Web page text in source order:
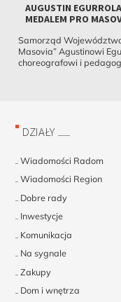
AUGUSTIN
MEDALEM PRO
Samorząd
Masovia” Agustinowi
choreografowi i
DZIAŁY
Wiadomości Radom
Wiadomości Region
Dobre rady
Inwestycje
Komunikacja
Na sygnale
Zakupy
Dom i wnętrza